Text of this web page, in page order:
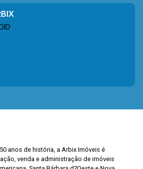
anos de história, a Arbix Imóveis é
venda e administração de imóveis